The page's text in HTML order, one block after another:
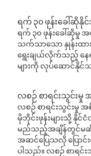
ရက် ၃၀ ဖုန်းခေါ်ဆို
ရက် ၃၀ ဖုန်းခေါ်ဆိုမှု
သက်သာသော နှုန်းထား
ရွေးချယ်လိုက်သည့် နေ
များကို လုပ်ဆောင်နိုင်
လစဉ် စာရင်းသွင်းမှု
လစဉ် စာရင်းသွင်းမှု အ
မိုဘိုင်းဖုန်းများသို့ နိုင်ငံ
မည်သည့်အချိန်တွင်မ
အဆင်ပြေသလို ပြော
ပါသည်။ လစဉ် စာရင်